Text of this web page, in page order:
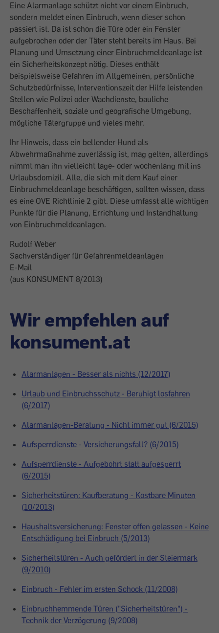
Eine Alarmanlage schützt nicht vor einem Einbruch,
sondern meldet einen Einbruch, wenn dieser schon
passiert ist. Da ist schon die Türe oder ein Fenster
aufgebrochen oder der Täter steht bereits im Haus. Bei
Planung und Umsetzung einer Einbruchmeldeanlage ist
ein Sicherheitskonzept nötig. Dieses enthält
beispielsweise Gefahren im Allgemeinen, persönliche
Schutzbedürfnisse, Interventionszeit der Hilfe leistenden
Stellen wie Polizei oder Wachdienste, bauliche
Beschaffenheit, soziale und geografische Umgebung,
mögliche Tätergruppe und vieles mehr.
Ihr Hinweis, dass ein bellender Hund als
Abwehrmaßnahme zuverlässig ist, mag gelten, allerdings
nimmt man ihn vielleicht tage- oder wochenlang mit ins
Urlaubsdomizil. Alle, die sich mit dem Kauf einer
Einbruchmeldeanlage beschäftigen, sollten wissen, dass
es eine OVE Richtlinie 2 gibt. Diese umfasst alle wichtigen
Punkte für die Planung, Errichtung und Instandhaltung
von Einbruchmeldeanlagen.
Rudolf Weber
Sachverständiger für Gefahrenmeldeanlagen
E-Mail
(aus KONSUMENT 8/2013)
Wir empfehlen auf
konsument.at
Alarmanlagen - Besser als nichts (12/2017)
Urlaub und Einbruchsschutz - Beruhigt losfahren
(6/2017)
Alarmanlagen-Beratung - Nicht immer gut (6/2015)
Aufsperrdienste - Versicherungsfall? (6/2015)
Aufsperrdienste - Aufgebohrt statt aufgesperrt
(6/2015)
Sicherheitstüren: Kaufberatung - Kostbare Minuten
(10/2013)
Haushaltsversicherung: Fenster offen gelassen - Keine
Entschädigung bei Einbruch (5/2013)
Sicherheitstüren - Auch gefördert in der Steiermark
(9/2010)
Einbruch - Fehler im ersten Schock (11/2008)
Einbruchhemmende Türen ("Sicherheitstüren") -
Technik der Verzögerung (9/2008)